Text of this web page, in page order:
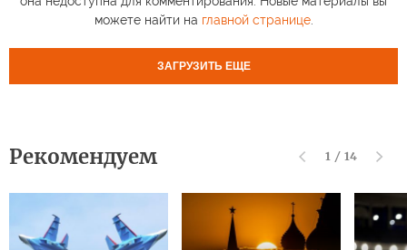
можете найти на главной странице.
ЗАГРУЗИТЬ ЕЩЕ
Рекомендуем 1 / 14